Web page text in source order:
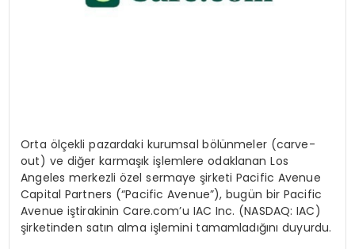
Orta ölçekli pazardaki kurumsal bölünmeler (carve-
out) ve diğer karmaşık işlemlere odaklanan Los
Angeles merkezli özel sermaye şirketi Pacific Avenue
Capital Partners (“Pacific Avenue”), bugün bir Pacific
Avenue iştirakinin Care.com’u IAC Inc. (NASDAQ: IAC)
şirketinden satın alma işlemini tamamladığını duyurdu.